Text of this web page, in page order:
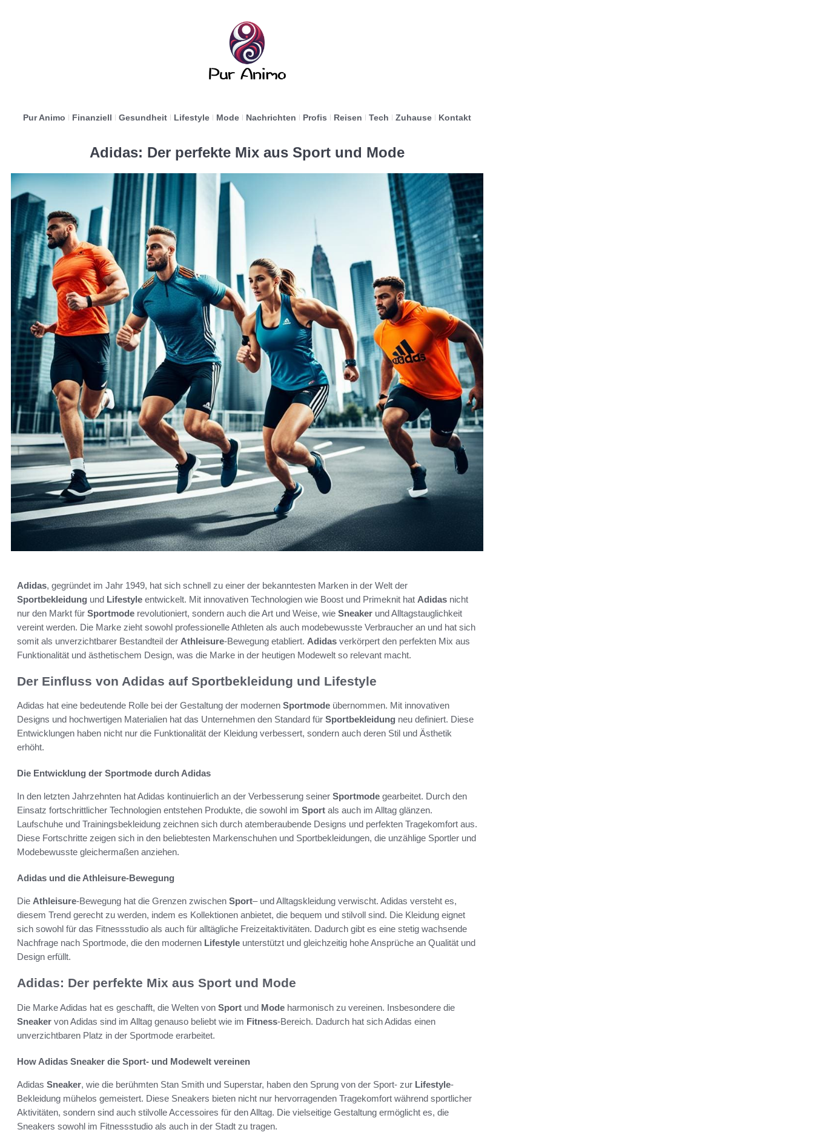
Pur Animo Finanziell Gesundheit Lifestyle Mode Nachrichten Profis Reisen Tech Zuhause Kontakt
Adidas: Der perfekte Mix aus Sport und Mode
Adidas, gegründet im Jahr 1949, hat sich schnell zu einer der bekanntesten Marken in der Welt der
Sportbekleidung und Lifestyle entwickelt. Mit innovativen Technologien wie Boost und Primeknit hat Adidas nicht
nur den Markt für Sportmode revolutioniert, sondern auch die Art und Weise, wie Sneaker und Alltagstauglichkeit
vereint werden. Die Marke zieht sowohl professionelle Athleten als auch modebewusste Verbraucher an und hat sich
somit als unverzichtbarer Bestandteil der Athleisure-Bewegung etabliert. Adidas verkörpert den perfekten Mix aus
Funktionalität und ästhetischem Design, was die Marke in der heutigen Modewelt so relevant macht.
Der Einfluss von Adidas auf Sportbekleidung und Lifestyle
Adidas hat eine bedeutende Rolle bei der Gestaltung der modernen Sportmode übernommen. Mit innovativen
Designs und hochwertigen Materialien hat das Unternehmen den Standard für Sportbekleidung neu definiert. Diese
Entwicklungen haben nicht nur die Funktionalität der Kleidung verbessert, sondern auch deren Stil und Ästhetik
erhöht.
Die Entwicklung der Sportmode durch Adidas
In den letzten Jahrzehnten hat Adidas kontinuierlich an der Verbesserung seiner Sportmode gearbeitet. Durch den
Einsatz fortschrittlicher Technologien entstehen Produkte, die sowohl im Sport als auch im Alltag glänzen.
Laufschuhe und Trainingsbekleidung zeichnen sich durch atemberaubende Designs und perfekten Tragekomfort aus.
Diese Fortschritte zeigen sich in den beliebtesten Markenschuhen und Sportbekleidungen, die unzählige Sportler und
Modebewusste gleichermaßen anziehen.
Adidas und die Athleisure-Bewegung
Die Athleisure-Bewegung hat die Grenzen zwischen Sport– und Alltagskleidung verwischt. Adidas versteht es,
diesem Trend gerecht zu werden, indem es Kollektionen anbietet, die bequem und stilvoll sind. Die Kleidung eignet
sich sowohl für das Fitnessstudio als auch für alltägliche Freizeitaktivitäten. Dadurch gibt es eine stetig wachsende
Nachfrage nach Sportmode, die den modernen Lifestyle unterstützt und gleichzeitig hohe Ansprüche an Qualität und
Design erfüllt.
Adidas: Der perfekte Mix aus Sport und Mode
Die Marke Adidas hat es geschafft, die Welten von Sport und Mode harmonisch zu vereinen. Insbesondere die
Sneaker von Adidas sind im Alltag genauso beliebt wie im Fitness-Bereich. Dadurch hat sich Adidas einen
unverzichtbaren Platz in der Sportmode erarbeitet.
How Adidas Sneaker die Sport- und Modewelt vereinen
Adidas Sneaker, wie die berühmten Stan Smith und Superstar, haben den Sprung von der Sport- zur Lifestyle-
Bekleidung mühelos gemeistert. Diese Sneakers bieten nicht nur hervorragenden Tragekomfort während sportlicher
Aktivitäten, sondern sind auch stilvolle Accessoires für den Alltag. Die vielseitige Gestaltung ermöglicht es, die
Sneakers sowohl im Fitnessstudio als auch in der Stadt zu tragen.